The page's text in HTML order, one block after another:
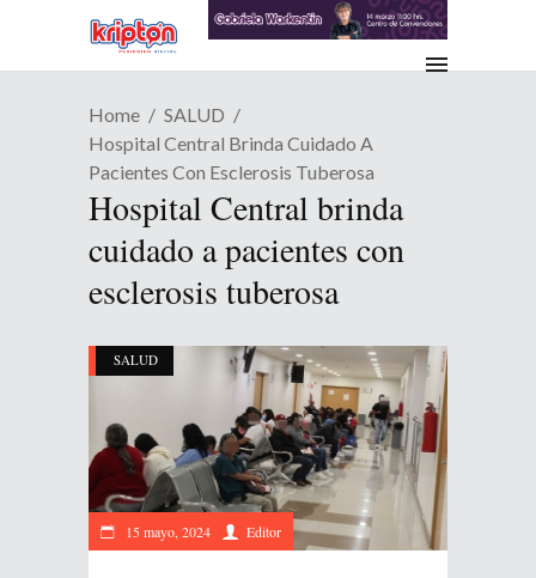
Home
SALUD
Hospital Central Brinda Cuidado A
Pacientes Con Esclerosis Tuberosa
Hospital Central brinda
cuidado a pacientes con
esclerosis tuberosa
SALUD
15 mayo, 2024 Editor